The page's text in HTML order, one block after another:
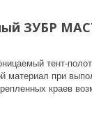
ЗУБР
тент-
материал при
краев